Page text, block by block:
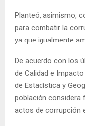
Planteó, asimismo,
para combatir la
ya que igualmente
De acuerdo con los
de Calidad e
de Estadística y
población considera
actos de corrupción